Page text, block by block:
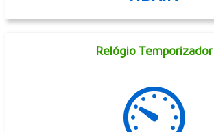
ABRIR